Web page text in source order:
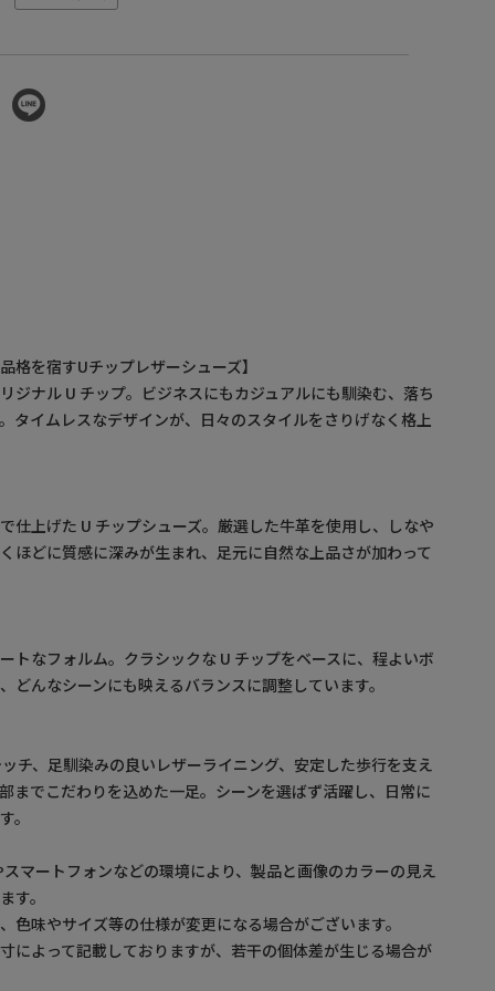
格を宿すUチップレザーシューズ】
ジナル U チップ。ビジネスにもカジュアルにも馴染む、落ち
タイムレスなデザインが、日々のスタイルをさりげなく格上
仕上げた U チップシューズ。厳選した牛革を使用し、しなや
ほどに質感に深みが生まれ、足元に自然な上品さが加わって
トなフォルム。クラシックな U チップをベースに、程よいボ
どんなシーンにも映えるバランスに調整しています。
チ、足馴染みの良いレザーライニング、安定した歩行を支え
までこだわりを込めた一足。シーンを選ばず活躍し、日常に
。
マートフォンなどの環境により、製品と画像のカラーの見え
す。
色味やサイズ等の仕様が変更になる場合がございます。
によって記載しておりますが、若干の個体差が生じる場合が